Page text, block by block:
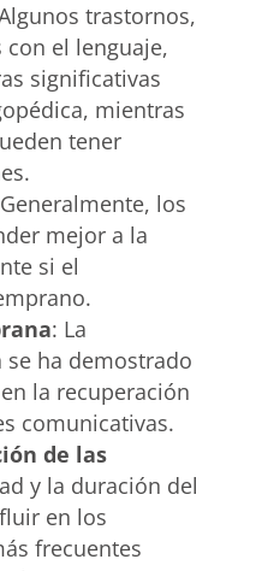
trastornos,
el lenguaje,
significativas
mientras
tener
los
mejor a la
si el
: La
ha demostrado
la recuperación
comunicativas.
de las
y la duración del
en los
frecuentes